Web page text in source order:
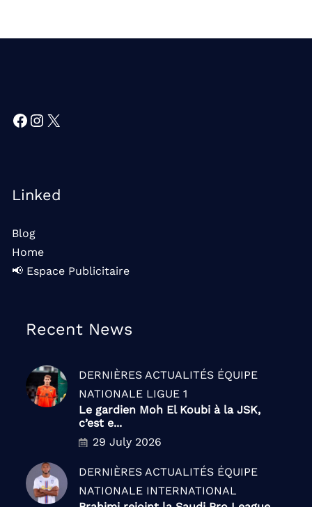
Facebook
Instagram
X
Linked
Blog
Home
📢 Espace Publicitaire
Recent News
DERNIÈRES ACTUALITÉS ÉQUIPE
NATIONALE LIGUE 1
Le gardien Moh El Koubi à la JSK,
c’est e...
29 July 2026
DERNIÈRES ACTUALITÉS ÉQUIPE
NATIONALE INTERNATIONAL